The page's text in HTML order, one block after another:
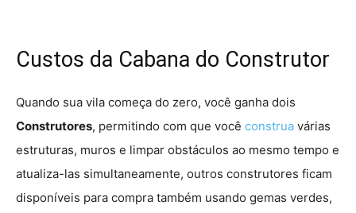
Custos da Cabana do Construtor
Quando sua vila começa do zero, você ganha dois
Construtores, permitindo com que você construa várias
estruturas, muros e limpar obstáculos ao mesmo tempo e
atualiza-las simultaneamente, outros construtores ficam
disponíveis para compra também usando gemas verdes,